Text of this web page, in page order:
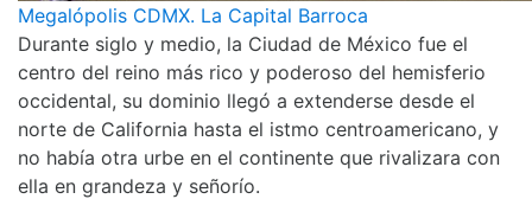
Megalópolis CDMX. La Capital Barroca
Durante siglo y medio, la Ciudad de México fue el
centro del reino más rico y poderoso del hemisferio
occidental, su dominio llegó a extenderse desde el
norte de California hasta el istmo centroamericano, y
no había otra urbe en el continente que rivalizara con
ella en grandeza y señorío.